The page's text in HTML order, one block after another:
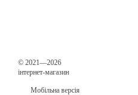
© 2021—2026
інтернет-магазин
Мобільна версія